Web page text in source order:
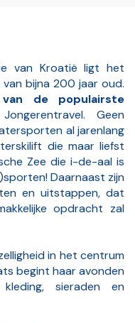
van Kroatië ligt het
bijna 200 jaar oud.
de populairste
Geen
al jarenlang
die maar liefst
Zee die i-de-aal is
Daarnaast zijn
en uitstappen, dat
opdracht zal
in het centrum
begint haar avonden
sieraden en